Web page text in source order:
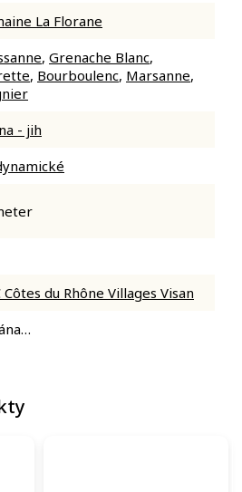
La Florane
, Grenache Blanc,
, Bourboulenc, Marsanne,
- jih
Côtes du Rhône Villages Visan